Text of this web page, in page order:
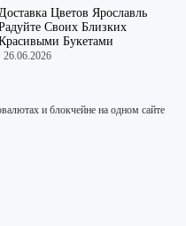
Цветов Ярославль
Своих Близких
Букетами
26.06.2026
и блокчейне на одном сайте